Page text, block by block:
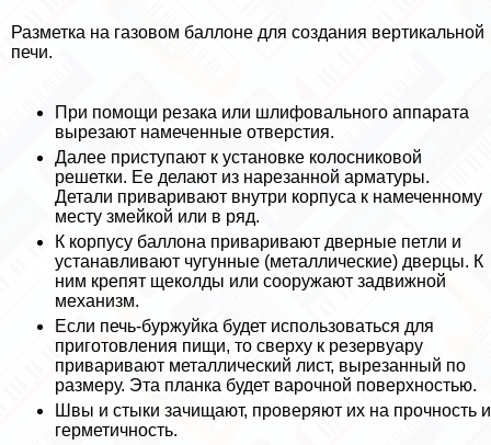
Разметка на газовом баллоне для создания вертикальной
печи.
При помощи резака или шлифовального аппарата
вырезают намеченные отверстия.
Далее приступают к установке колосниковой
решетки. Ее делают из нарезанной арматуры.
Детали приваривают внутри корпуса к намеченному
месту змейкой или в ряд.
К корпусу баллона приваривают дверные петли и
устанавливают чугунные (металлические) дверцы. К
ним крепят щеколды или сооружают задвижной
механизм.
Если печь-буржуйка будет использоваться для
приготовления пищи, то сверху к резервуару
приваривают металлический лист, вырезанный по
размеру. Эта планка будет варочной поверхностью.
Швы и стыки зачищают, проверяют их на прочность и
герметичность.